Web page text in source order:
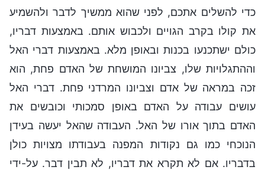
כדי להשלים אתכם, לפני שהוא ממשיך לדבר ולהשמיע
את קולו בקרב הגויים ולכבוש אותם. באמצעות דבריו,
כולם ישתכנעו בכנות ובאופן מלא. באמצעות דברי האל
וההתגלויות שלו, צביונו המושחת של האדם פחת, הוא
זכה במראה של אדם וצביונו המרדני פחת. דברי האל
עושים עבודה על האדם באופן סמכותי וכובשים את
האדם בתוך אורו של האל. העבודה שהאל יעשה בעידן
הנוכחי כמו גם נקודות המפנה בעבודתו מצויות כולן
בדבריו. אם לא תקרא את דבריו, לא תבין דבר. על-ידי